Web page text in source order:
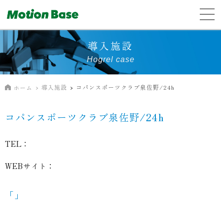
導入施設
Hogrel case
ホーム 導入施設 コパンスポーツクラブ泉佐野/24h
コパンスポーツクラブ泉佐野/24h
TEL：
WEBサイト：
「」